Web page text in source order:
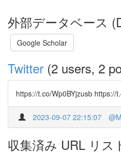
外部データベース
Google Scholar
Twitter (2 users, 2
https://t.co/Wp0BYjzusb https://
2023-09-07 22:15:07
収集済み URL リス